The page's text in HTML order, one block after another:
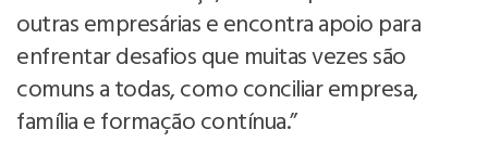
outras empresárias e encontra apoio para
enfrentar desafios que muitas vezes são
comuns a todas, como conciliar empresa,
família e formação contínua.”